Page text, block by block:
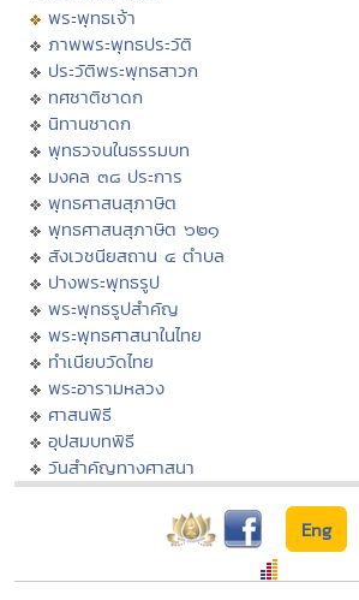
พระพุทธเจ้า
ภาพพระพุทธประวัติ
ประวัติพระพุทธสาวก
ทศชาติชาดก
นิทานชาดก
พุทธวจนในธรรมบท
มงคล ๓๘ ประการ
พุทธศาสนสุภาษิต
พุทธศาสนสุภาษิต ๖๒๑
สังเวชนียสถาน ๔ ตำบล
ปางพระพุทธรูป
พระพุทธรูปสำคัญ
พระพุทธศาสนาในไทย
ทำเนียบวัดไทย
พระอารามหลวง
ศาสนพิธี
อุปสมบทพิธี
วันสำคัญทางศาสนา
Eng